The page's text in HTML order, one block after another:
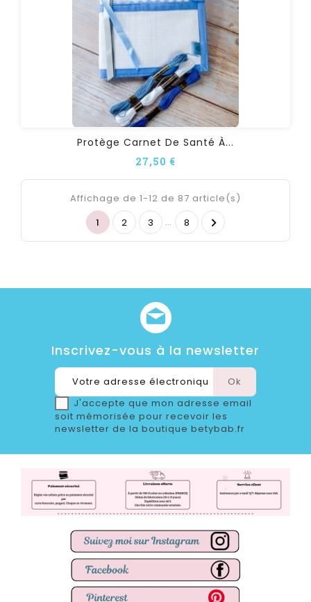
Protège Carnet De Santé À...
27,50 €
Affichage de 1-12 de 87 article(s)
1
2 3 … 8 
Inscrivez-vous à la newsletter
J'accepte que mon adresse email
soit mémorisée pour recevoir les
newsletter de la boutique betybab.fr